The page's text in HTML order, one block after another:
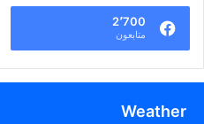
2٬700
متابعون
Weather